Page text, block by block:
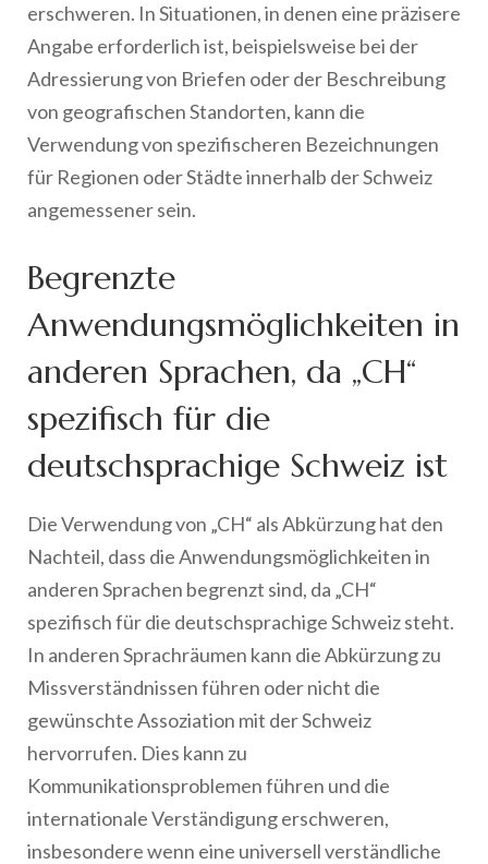
erschweren. In Situationen, in denen eine präzisere
Angabe erforderlich ist, beispielsweise bei der
Adressierung von Briefen oder der Beschreibung
von geografischen Standorten, kann die
Verwendung von spezifischeren Bezeichnungen
für Regionen oder Städte innerhalb der Schweiz
angemessener sein.
Begrenzte
Anwendungsmöglichkeiten in
anderen Sprachen, da „CH“
spezifisch für die
deutschsprachige Schweiz ist
Die Verwendung von „CH“ als Abkürzung hat den
Nachteil, dass die Anwendungsmöglichkeiten in
anderen Sprachen begrenzt sind, da „CH“
spezifisch für die deutschsprachige Schweiz steht.
In anderen Sprachräumen kann die Abkürzung zu
Missverständnissen führen oder nicht die
gewünschte Assoziation mit der Schweiz
hervorrufen. Dies kann zu
Kommunikationsproblemen führen und die
internationale Verständigung erschweren,
insbesondere wenn eine universell verständliche